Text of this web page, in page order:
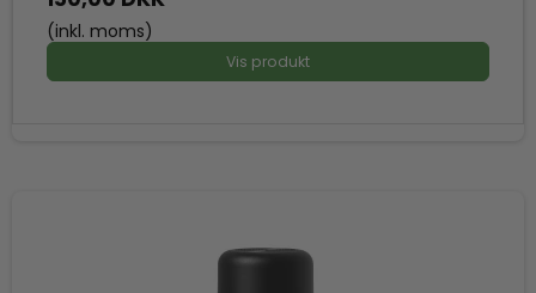
(inkl. moms)
Vis produkt